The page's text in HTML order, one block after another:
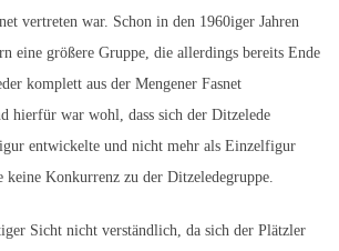
vertreten war. Schon in den 1960iger Jahren
eine größere Gruppe, die allerdings bereits Ende
komplett aus der Mengener Fasnet
hierfür war wohl, dass sich der Ditzelede
entwickelte und nicht mehr als Einzelfigur
Konkurrenz zu der Ditzeledegruppe.
Sicht nicht verständlich, da sich der Plätzler